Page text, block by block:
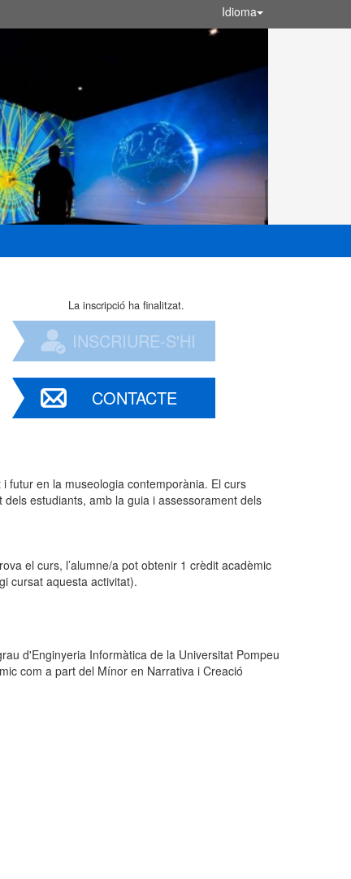
Idioma
La inscripció ha finalitzat.
INSCRIURE-S'HI
CONTACTE
futur en la museologia contemporània. El curs
estudiants, amb la guia i assessorament dels
el curs, l’alumne/a pot obtenir 1 crèdit acadèmic
cursat aquesta activitat).
d'Enginyeria Informàtica de la Universitat Pompeu
com a part del Mínor en Narrativa i Creació